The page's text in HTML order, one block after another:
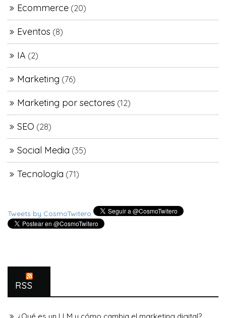
Ecommerce (20)
Eventos (8)
IA (2)
Marketing (76)
Marketing por sectores (12)
SEO (28)
Social Media (35)
Tecnología (71)
Tweets by CosmoTwitero
RSS